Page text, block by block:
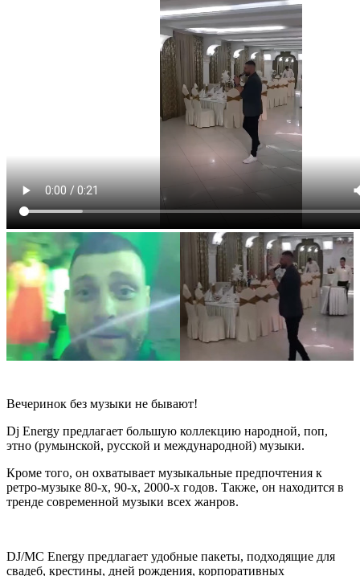
Вечеринок без музыки не бывают!
Dj Energy предлагает большую коллекцию народной, поп,
этно (румынской, русской и международной) музыки.
Кроме того, он охватывает музыкальные предпочтения к
ретро-музыке 80-х, 90-х, 2000-х годов. Также, он находится в
тренде современной музыки всех жанров.
DJ/MC Energy предлагает удобные пакеты, подходящие для
свадеб, крестины, дней рождения, корпоративных